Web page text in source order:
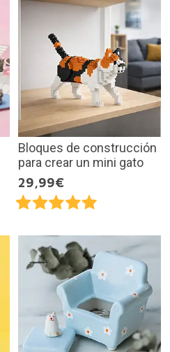
Bloques de construcción
para crear un mini gato
29,99€